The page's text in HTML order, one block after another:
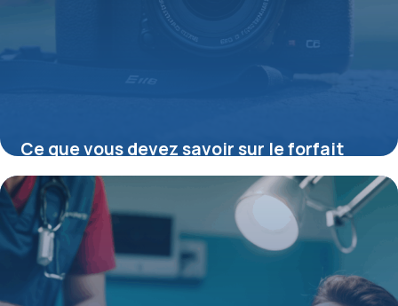
Ce que vous devez savoir sur le forfait
naissance mutuelle pour optimiser votre
couverture santé
15 juin 2026